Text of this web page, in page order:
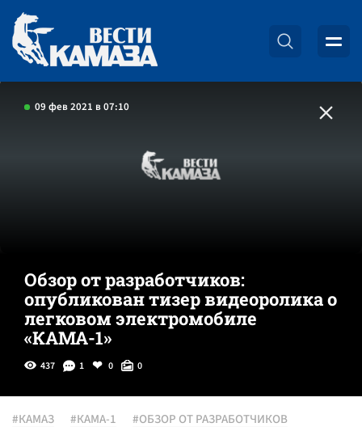
09 фев 2021 в 07:10
Обзор от разработчиков:
опубликован тизер видеоролика о
легковом электромобиле
«КАМА-1»
437 1 0 0
#КАМАЗ #КАМА-1
#ОБЗОР ОТ РАЗРАБОТЧИКОВ